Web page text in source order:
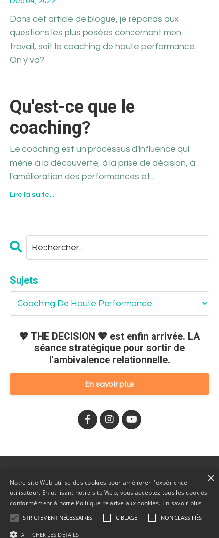
Dans cet article de blogue, je réponds aux
questions les plus posées concernant mon
travail, soit le coaching de haute performance.
On y va?
Qu'est-ce que le
coaching?
Le coaching est un processus d'influence qui
mène à la découverte, à la prise de décision, à
l'amélioration des performances et...
Lire la suite...
Sujets
🧡 THE DECISION 🧡 est enfin arrivée. LA
séance stratégique pour sortir de
l'ambivalence relationnelle.
En savoir plus
Cookies et Politique de confidentialité Contact
×
Notre site Web utilise des cookies pour améliorer l'expérience
utilisateur. En utilisant notre site Web, vous acceptez tous les cookies
conformément à notre Politique relative aux cookies. En savoir plus
STRICTEMENT NÉCESSAIRES CIBLAGE NON CLASSIFIÉS
AFFICHER LES DÉTAILS